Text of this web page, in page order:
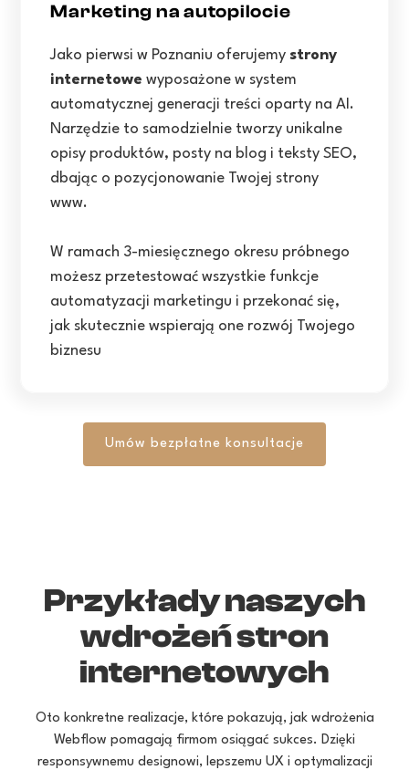
Marketing na autopilocie
Jako pierwsi w Poznaniu oferujemystrony
internetowe wyposażone w system
automatycznej generacji treści oparty na AI.
Narzędzie to samodzielnie tworzy unikalne
opisy produktów, posty na blog i teksty SEO,
dbając o pozycjonowanie Twojej strony
www.
W ramach 3-miesięcznego okresu próbnego
możesz przetestować wszystkie funkcje
automatyzacji marketingu i przekonać się,
jak skutecznie wspierają one rozwój Twojego
biznesu
Umów bezpłatne konsultacje
Przykłady naszych
wdrożeń stron
internetowych
Oto konkretne realizacje, które pokazują, jak wdrożenia
Webflow pomagają firmom osiągać sukces. Dzięki
responsywnemu designowi, lepszemu UX i optymalizacji